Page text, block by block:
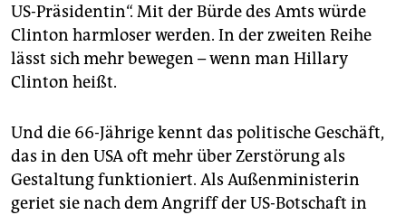
US-Präsidentin“. Mit der Bürde des Amts würde
Clinton harmloser werden. In der zweiten Reihe
lässt sich mehr bewegen – wenn man Hillary
Clinton heißt.
Und die 66-Jährige kennt das politische Geschäft,
das in den USA oft mehr über Zerstörung als
Gestaltung funktioniert. Als Außenministerin
geriet sie nach dem Angriff der US-Botschaft in